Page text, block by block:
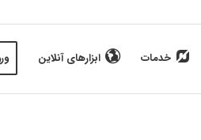
خدمات ابزارهای آنلاین